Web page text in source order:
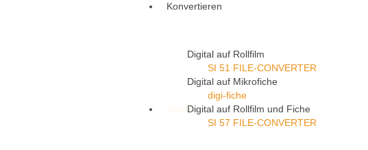
Konvertieren
Digital auf Rollfilm
SI 51 FILE-CONVERTER
Digital auf Mikrofiche
digi-fiche
Digital auf Rollfilm und Fiche
SI 57 FILE-CONVERTER
Scannen